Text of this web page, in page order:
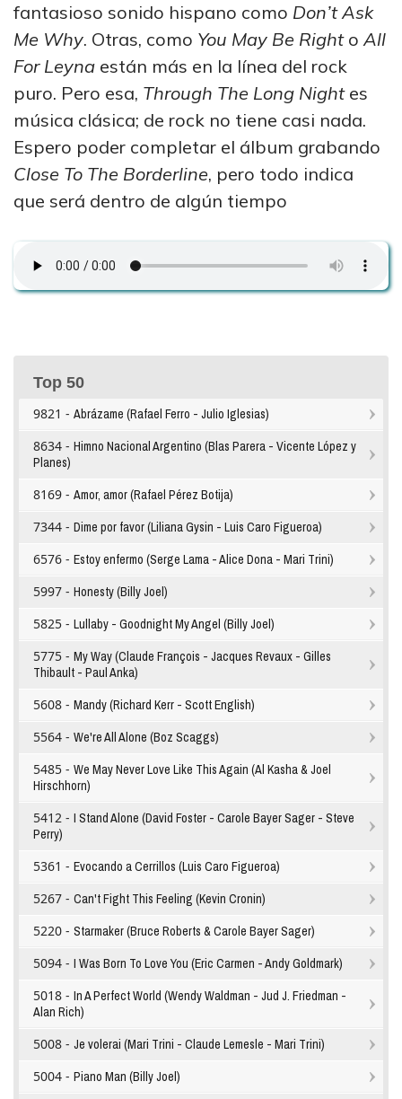
fantasioso sonido hispano como Don’t Ask
Me Why. Otras, como You May Be RightoAll
For Leyna están más en la línea del rock
puro. Pero esa, Through The Long Nightes
música clásica; de rock no tiene casi nada.
Espero poder completar el álbum grabando
Close To The Borderline, pero todo indica
que será dentro de algún tiempo
Top 50
9821 - Abrázame (Rafael Ferro - Julio Iglesias)
8634 - Himno Nacional Argentino (Blas Parera - Vicente López y
Planes)
8169 - Amor, amor (Rafael Pérez Botija)
7344 - Dime por favor (Liliana Gysin - Luis Caro Figueroa)
6576 - Estoy enfermo (Serge Lama - Alice Dona - Mari Trini)
5997 - Honesty (Billy Joel)
5825 - Lullaby - Goodnight My Angel (Billy Joel)
5775 - My Way (Claude François - Jacques Revaux - Gilles
Thibault - Paul Anka)
5608 - Mandy (Richard Kerr - Scott English)
5564 - We're All Alone (Boz Scaggs)
5485 - We May Never Love Like This Again (Al Kasha & Joel
Hirschhorn)
5412 - I Stand Alone (David Foster - Carole Bayer Sager - Steve
Perry)
5361 - Evocando a Cerrillos (Luis Caro Figueroa)
5267 - Can't Fight This Feeling (Kevin Cronin)
5220 - Starmaker (Bruce Roberts & Carole Bayer Sager)
5094 - I Was Born To Love You (Eric Carmen - Andy Goldmark)
5018 - In A Perfect World (Wendy Waldman - Jud J. Friedman -
Alan Rich)
5008 - Je volerai (Mari Trini - Claude Lemesle - Mari Trini)
5004 - Piano Man (Billy Joel)